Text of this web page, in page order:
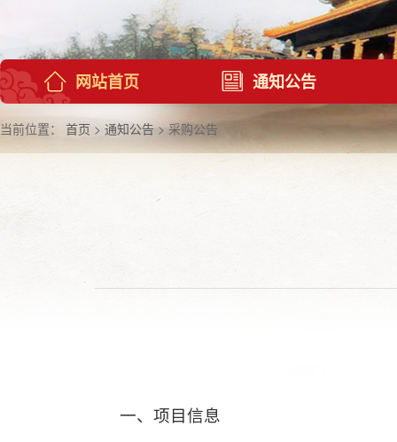
网站首页 通知公告
当前位置： 首页 > 通知公告> 采购公告
一、项目信息